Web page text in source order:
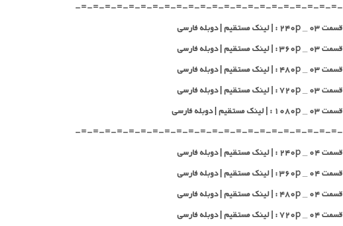
-=-=-=-=-=-=-=-=-=-=-=-=-=-=-=-=-=-=-=-=-=-=-
قسمت ۰۳ _ ۲۴۰p : | لینک مستقیم | دوبله فارسی
قسمت ۰۳ _ ۳۶۰p : | لینک مستقیم | دوبله فارسی
قسمت ۰۳ _ ۴۸۰p : | لینک مستقیم | دوبله فارسی
قسمت ۰۳ _ ۷۲۰p : | لینک مستقیم | دوبله فارسی
قسمت ۰۳ _ ۱۰۸۰p : | لینک مستقیم | دوبله فارسی
-=-=-=-=-=-=-=-=-=-=-=-=-=-=-=-=-=-=-=-=-=-=-
قسمت ۰۴ _ ۲۴۰p : | لینک مستقیم | دوبله فارسی
قسمت ۰۴ _ ۳۶۰p : | لینک مستقیم | دوبله فارسی
قسمت ۰۴ _ ۴۸۰p : | لینک مستقیم | دوبله فارسی
قسمت ۰۴ _ ۷۲۰p : | لینک مستقیم | دوبله فارسی